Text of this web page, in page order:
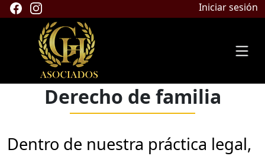
Iniciar sesión
Derecho de familia
Dentro de nuestra práctica legal,